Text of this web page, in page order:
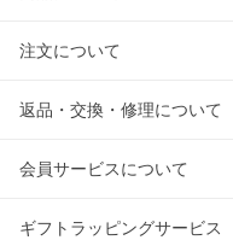
注文について
返品・交換・修理について
会員サービスについて
ギフトラッピングサービス